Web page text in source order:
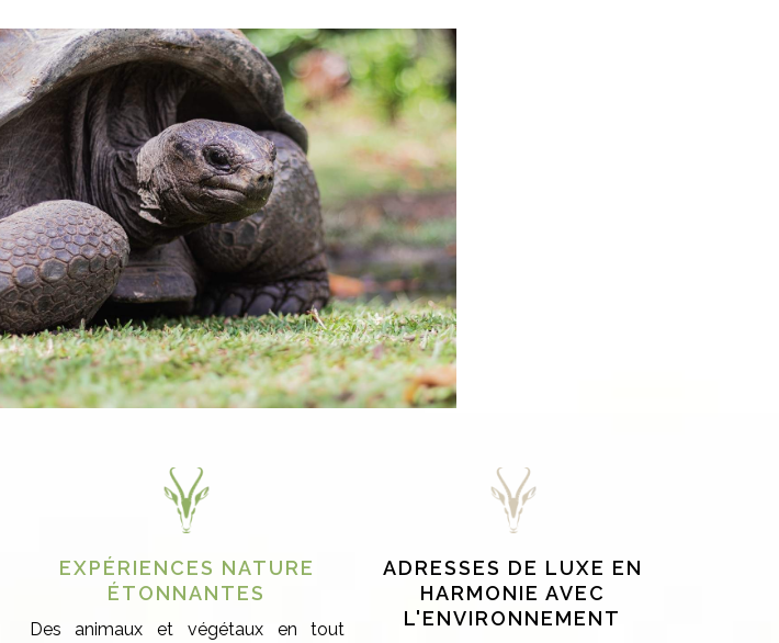
EXPÉRIENCES NATURE
ÉTONNANTES
Des animaux et végétaux en tout
ADRESSES DE LUXE EN
HARMONIE AVEC
L'ENVIRONNEMENT